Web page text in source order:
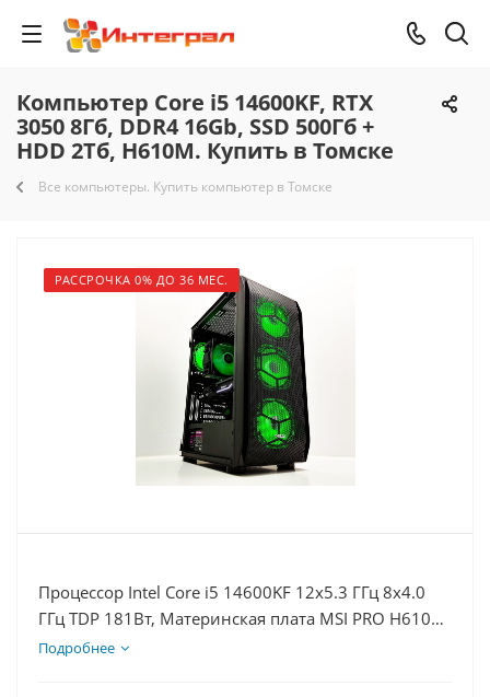
Компьютер Core i5 14600KF, RTX
3050 8Гб, DDR4 16Gb, SSD 500Гб +
HDD 2Тб, H610M. Купить в Томске
Все компьютеры. Купить компьютер в Томске
РАССРОЧКА 0% ДО 36 МЕС.
Процессор Intel Core i5 14600KF 12x5.3 ГГц 8x4.0
ГГц TDP 181Вт, Материнская плата MSI PRO H610M-
E, Видеокарта RTX 3050 8Гб, Память DDR4 16Gb,
Подробнее